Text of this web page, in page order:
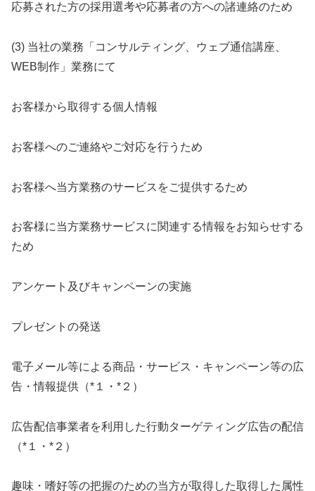
応募された方の採用選考や応募者の方への諸連絡のため
(3) 当社の業務「コンサルティング、ウェブ通信講座、
WEB制作」業務にて
お客様から取得する個人情報
お客様へのご連絡やご対応を行うため
お客様へ当方業務のサービスをご提供するため
お客様に当方業務サービスに関連する情報をお知らせする
ため
アンケート及びキャンペーンの実施
プレゼントの発送
電子メール等による商品・サービス・キャンペーン等の広
告・情報提供（*１・*２）
広告配信事業者を利用した行動ターゲティング広告の配信
（*１・*２）
趣味・嗜好等の把握のための当方が取得した取得した属性